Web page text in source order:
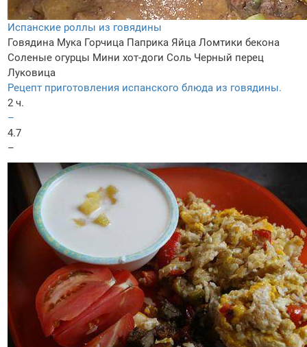
Испанские роллы из говядины
Говядина Мука Горчица Паприка Яйца Ломтики бекона
Соленые огурцы Мини хот-доги Соль Черный перец
Луковица
Рецепт приготовления испанского блюда из говядины.
2 ч.
–
4.7
–